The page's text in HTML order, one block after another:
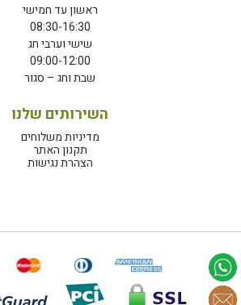
ראשון עד חמישי
08:30-16:30
שישי וערבי חג
09:00-12:00
שבת וחג – סגור
השירותים שלנו
מדיניות משלוחים
תקנון האתר
הצהרת נגישות